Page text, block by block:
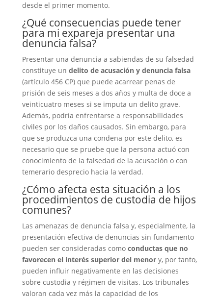
desde el primer momento.
¿Qué consecuencias puede tener
para mi expareja presentar una
denuncia falsa?
Presentar una denuncia a sabiendas de su falsedad
constituye un delito de acusación y denuncia falsa
(artículo 456 CP) que puede acarrear penas de
prisión de seis meses a dos años y multa de doce a
veinticuatro meses si se imputa un delito grave.
Además, podría enfrentarse a responsabilidades
civiles por los daños causados. Sin embargo, para
que se produzca una condena por este delito, es
necesario que se pruebe que la persona actuó con
conocimiento de la falsedad de la acusación o con
temerario desprecio hacia la verdad.
¿Cómo afecta esta situación a los
procedimientos de custodia de hijos
comunes?
Las amenazas de denuncia falsa y, especialmente, la
presentación efectiva de denuncias sin fundamento
pueden ser consideradas como conductas que no
favorecen el interés superior del menory, por tanto,
pueden influir negativamente en las decisiones
sobre custodia y régimen de visitas. Los tribunales
valoran cada vez más la capacidad de los